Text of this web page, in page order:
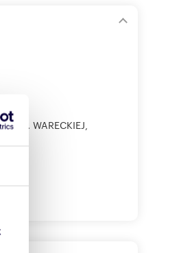
UL. WARECKIEJ,